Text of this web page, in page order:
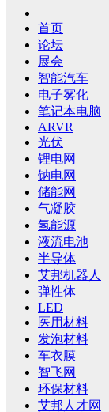
首页
论坛
展会
智能汽车
电子雾化
笔记本电脑
ARVR
光伏
锂电网
钠电网
储能网
气凝胶
氢能源
液流电池
半导体
艾邦机器人
弹性体
LED
医用材料
发泡材料
车衣膜
智飞网
环保材料
艾邦人才网